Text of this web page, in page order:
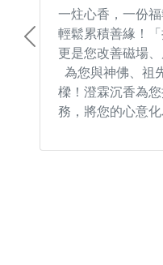
一炷心香，一份
輕鬆累積善緣！
更是您改善磁場
為您與神佛、祖
樑！澄霖沉香為
務，將您的心意
Previous